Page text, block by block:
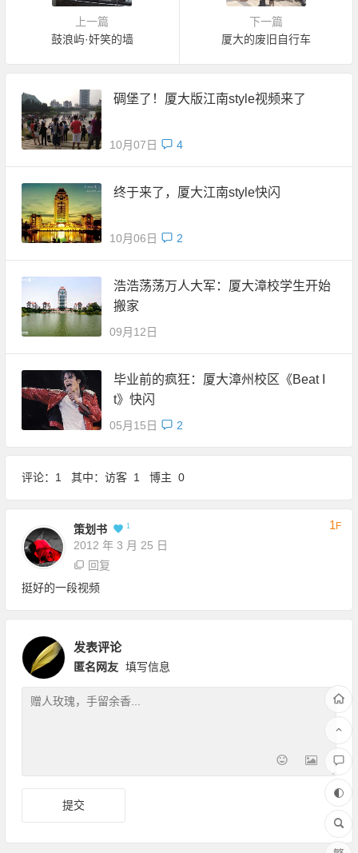
上一篇
鼓浪屿·奸笑的墙
下一篇
厦大的废旧自行车
碉堡了！厦大版江南style视频来了
10月07日 4
终于来了，厦大江南style快闪
10月06日 2
浩浩荡荡万人大军：厦大漳校学生开始
搬家
09月12日
毕业前的疯狂：厦大漳州校区《Beat I
t》快闪
05月15日 2
评论：1 其中：访客 1 博主 0
策划书 1
2012 年 3 月 25 日
1F
回复
挺好的一段视频
发表评论
匿名网友 填写信息